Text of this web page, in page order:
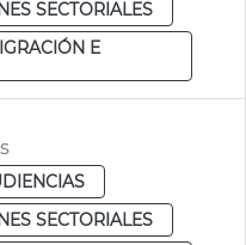
SECTORIALES
E
SECTORIALES